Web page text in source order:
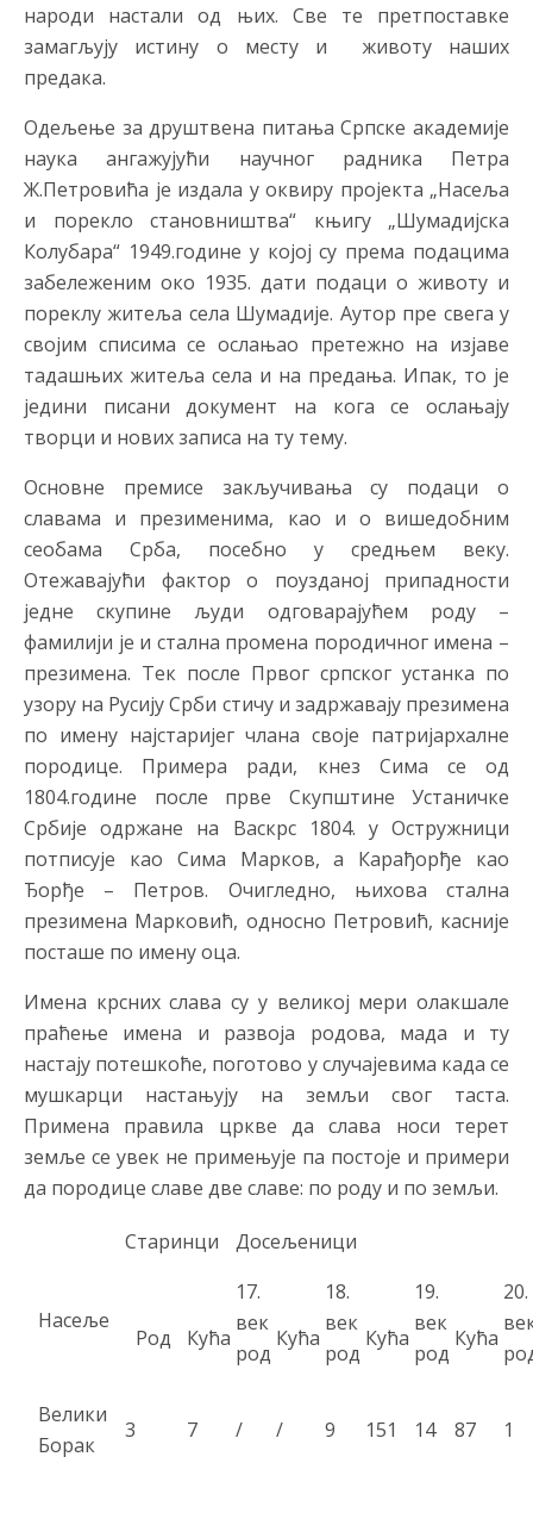
народи настали од њих. Све те претпоставке
замагљују истину о месту и животу наших
предака.
Одељење за друштвена питања Српске академије
наука ангажујући научног радника Петра
Ж.Петровића је издала у оквиру пројекта „Насеља
и порекло становништва“ књигу „Шумадијска
Колубара“ 1949.године у којој су према подацима
забележеним око 1935. дати подаци о животу и
пореклу житеља села Шумадије. Аутор пре свега у
својим списима се ослањао претежно на изјаве
тадашњих житеља села и на предања. Ипак, то је
једини писани документ на кога се ослањају
творци и нових записа на ту тему.
Основне премисе закључивања су подаци о
славама и презименима, као и о вишедобним
сеобама Срба, посебно у средњем веку.
Отежавајући фактор о поузданој припадности
једне скупине људи одговарајућем роду –
фамилији је и стална промена породичног имена –
презимена. Тек после Првог српског устанка по
узору на Русију Срби стичу и задржавају презимена
по имену најстаријег члана своје патријархалне
породице. Примера ради, кнез Сима се од
1804.године после прве Скупштине Устаничке
Србије одржане на Васкрс 1804. у Остружници
потписује као Сима Марков, а Карађорђе као
Ђорђе – Петров. Очигледно, њихова стална
презимена Марковић, односно Петровић, касније
посташе по имену оца.
Имена крсних слава су у великој мери олакшале
праћење имена и развоја родова, мада и ту
настају потешкоће, поготово у случајевима када се
мушкарци настањују на земљи свог таста.
Примена правила цркве да слава носи терет
земље се увек не примењује па постоје и примери
да породице славе две славе: по роду и по земљи.
Насеље
Старинци Досељеници
Род Кућа
17.
век
род
Кућа
18.
век
род
Кућа
19.
век
род
Кућа
20.
Велики
Борак
3 7 / / 9 151 14 87 1